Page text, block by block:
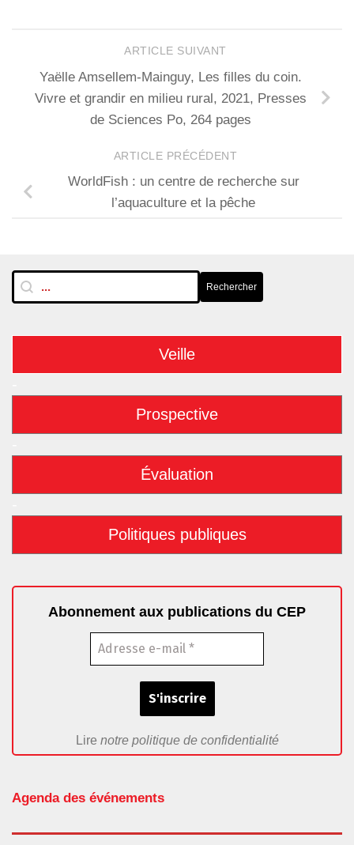
ARTICLE SUIVANT
Yaëlle Amsellem-Mainguy, Les filles du coin.
Vivre et grandir en milieu rural, 2021, Presses
de Sciences Po, 264 pages
ARTICLE PRÉCÉDENT
WorldFish : un centre de recherche sur
l’aquaculture et la pêche
RechTextuelle-BarreLat
Rechercher Rechercher
Veille
Prospective
Évaluation
Politiques publiques
Abonnement aux publications du CEP
Lire notre politique de confidentialité
Agenda des événements